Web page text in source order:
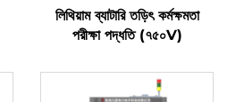
লিথিয়াম ব্যাটারি তড়িৎ কর্মক্ষমতা
পরীক্ষা পদ্ধতি (৭৫০V)